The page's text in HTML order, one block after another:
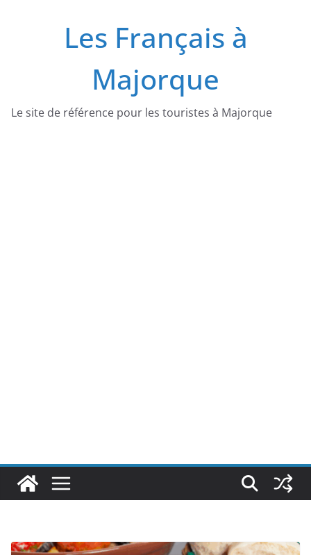
Les Français à
Majorque
Le site de référence pour les touristes à Majorque